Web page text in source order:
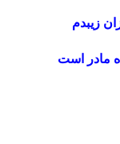
زیبدم
مادر است